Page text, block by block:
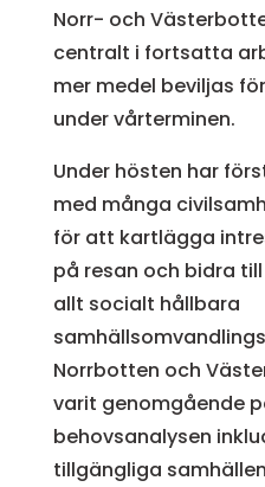
Norr- och
centralt i fortsatta
mer medel beviljas
under vårterminen.
Under hösten har
med många
för att kartlägga
på resan och bidra
allt socialt hållbara
Norrbotten och
varit genomgående
behovsanalysen
tillgängliga